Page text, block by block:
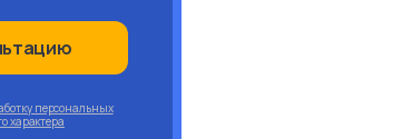
персональных
характера